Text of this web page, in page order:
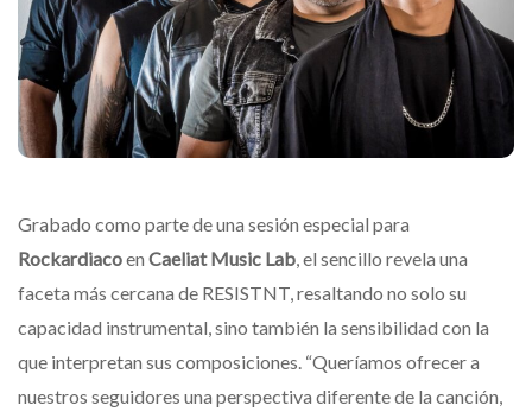
Grabado como parte de una sesión especial para
Rockardiacoen Caeliat Music Lab, el sencillo revela una
faceta más cercana de RESISTNT, resaltando no solo su
capacidad instrumental, sino también la sensibilidad con la
que interpretan sus composiciones. “Queríamos ofrecer a
nuestros seguidores una perspectiva diferente de la canción,